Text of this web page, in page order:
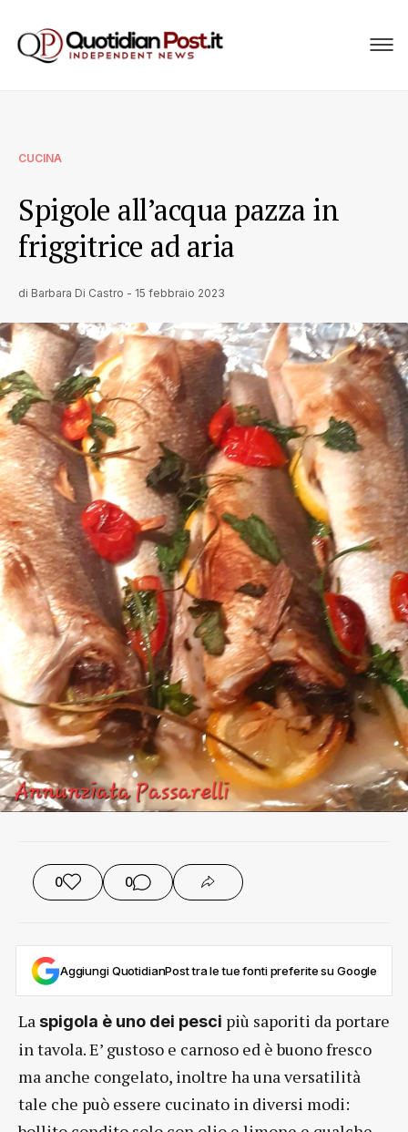
CUCINA
Spigole all’acqua pazza in
friggitrice ad aria
di Barbara Di Castro - 15 febbraio 2023
0 0
Aggiungi QuotidianPost tra le tue fonti preferite su Google
Laspigola è uno dei pesci più saporiti da portare
in tavola. E’ gustoso e carnoso ed è buono fresco
ma anche congelato, inoltre ha una versatilità
tale che può essere cucinato in diversi modi: